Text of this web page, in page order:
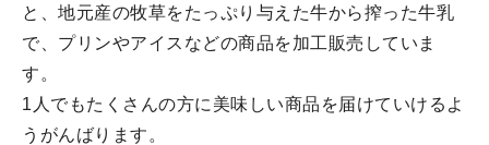
と、地元産の牧草をたっぷり与えた牛から搾った牛乳
で、プリンやアイスなどの商品を加工販売していま
す。
1人でもたくさんの方に美味しい商品を届けていけるよ
うがんばります。